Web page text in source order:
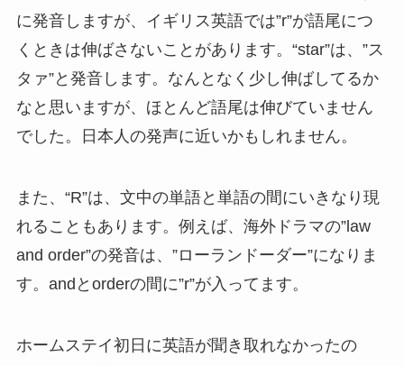
に発音しますが、
イギリス英語では”r”が語尾につ
くときは伸ばさないことがあります。 “star”は、”ス
タァ”と発音します。なんとなく少し伸ばしてるか
なと思いますが、ほとんど語尾は伸びていません
でした。日本人の発声に近いかもしれません。
また、 “R”は、文中の単語と単語の間にいきなり現
れることもあります。 例えば、海外ドラマの”law
and order”の発音は、”ローランドーダー”になりま
す。andとorderの間に”r”が入ってます。
ホームステイ初日に英語が聞き取れなかったの